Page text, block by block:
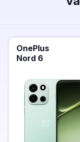
OnePlus
Nord 6